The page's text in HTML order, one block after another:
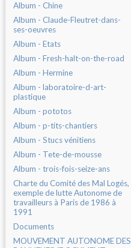
Album - Chine
Album - Claude-Fleutret-dans-
ses-oeuvres
Album - Etats
Album - Fresh-halt-on-the-road
Album - Hermine
Album - laboratoire-d-art-
plastique
Album - pototos
Album - p-tits-chantiers
Album - Stucs vénitiens
Album - Tete-de-mousse
Album - trois-fois-seize-ans
Charte du Comité des Mal Logés,
exemple de lutte Autonome de
travailleurs à Paris de 1986 à
1991
Documents
MOUVEMENT AUTONOME DES